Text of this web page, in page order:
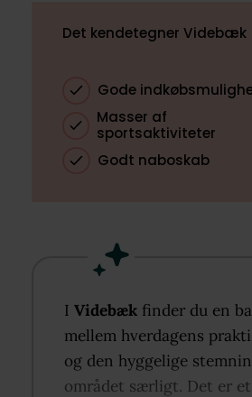
Det kendetegner Videbæk
Gode
Masser af
sportsaktiviteter
Godt naboskab
IVidebæk finder du en
mellem hverdagens
og den hyggelige
området særligt. Det er